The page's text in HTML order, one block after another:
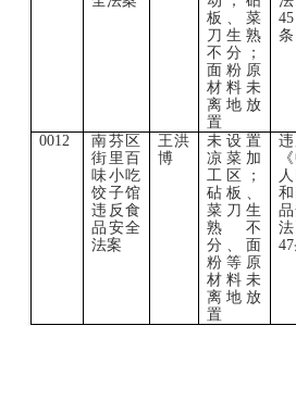
板、菜
刀生熟
不分；
面粉原
材料未
离地放
置
条
0012
南芬区
街里百
味小吃
饺子馆
违反食
品安全
法案
王洪
博
未设置
凉菜加
工区；
砧板、
菜刀生
熟不
分、面
粉等原
材料未
离地放
置